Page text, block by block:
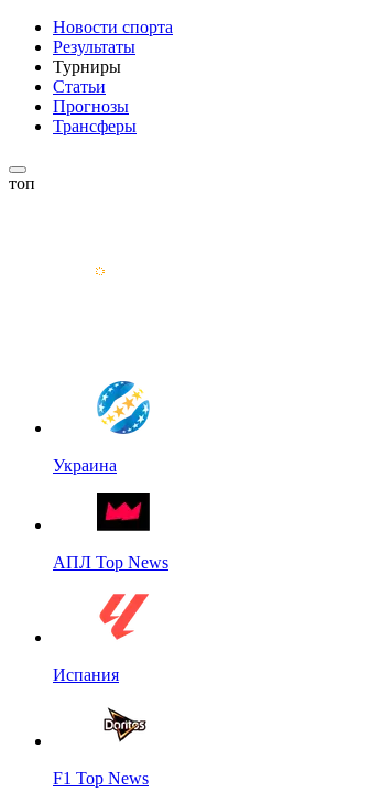
Новости спорта
Результаты
Турниры
Статьи
Прогнозы
Трансферы
топ
Украина
АПЛ Top News
Испания
F1 Top News